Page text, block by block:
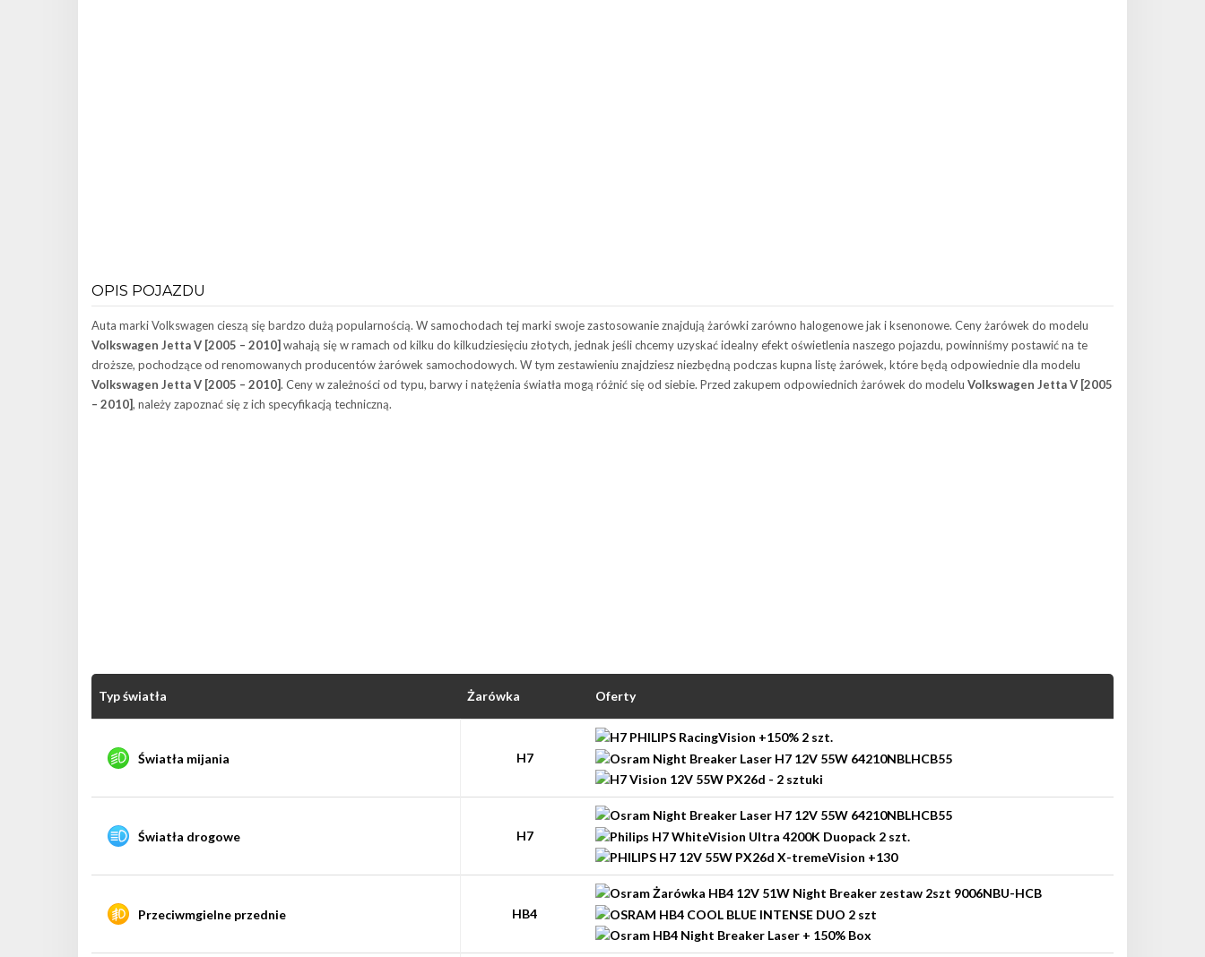
OPIS POJAZDU
Auta marki Volkswagen cieszą się bardzo dużą popularnością. W samochodach tej marki swoje zastosowanie znajdują żarówki zarówno halogenowe jak i ksenonowe. Ceny żarówek do modelu
Volkswagen Jetta V [2005 – 2010] wahają się w ramach od kilku do kilkudziesięciu złotych, jednak jeśli chcemy uzyskać idealny efekt oświetlenia naszego pojazdu, powinniśmy postawić na te
droższe, pochodzące od renomowanych producentów żarówek samochodowych. W tym zestawieniu znajdziesz niezbędną podczas kupna listę żarówek, które będą odpowiednie dla modelu
Volkswagen Jetta V [2005 – 2010]. Ceny w zależności od typu, barwy i natężenia światła mogą różnić się od siebie. Przed zakupem odpowiednich żarówek do modelu Volkswagen Jetta V [2005
– 2010], należy zapoznać się z ich specyfikacją techniczną.
Typ światła Żarówka Oferty
Światła mijania H7
Światła drogowe H7
Przeciwmgielne przednie HB4